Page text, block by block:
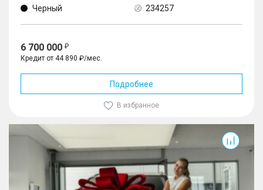
Черный
234257
6 700 000
Кредит от 44 890 ₽/мес.
Подробнее
В избранное